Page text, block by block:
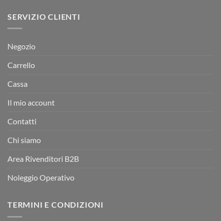
SERVIZIO CLIENTI
Negozio
Carrello
Cassa
Il mio account
Contatti
Chi siamo
Area Rivenditori B2B
Noleggio Operativo
TERMINI E CONDIZIONI